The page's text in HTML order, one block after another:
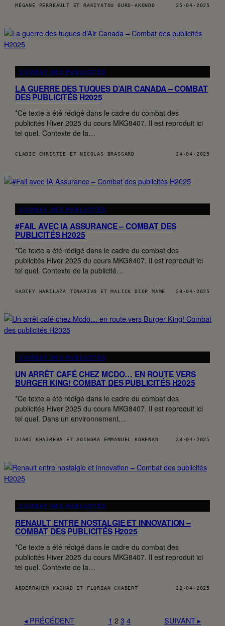
MÉGANE PERREAULT ET RAKIYATOU OURO-AKONDO 25·04·2025
COMBAT DES PUBLICITÉS
LA GUERRE DES TUQUES D’AIR CANADA – COMBAT
DES PUBLICITÉS H2025
*Ce texte a été rédigé dans le cadre du combat des
publicités Hiver 2025 du cours MKG8407. Il est reproduit ici
tel quel. Contexte de la…
CLADIE CHRISTIE ET NICOLAS BRASSARD 24·04·2025
COMBAT DES PUBLICITÉS
#FAIL AVEC IA ASSURANCE – COMBAT DES
PUBLICITÉS H2025
*Ce texte a été rédigé dans le cadre du combat des
publicités Hiver 2025 du cours MKG8407. Il est reproduit ici
tel quel. Contexte de la publicité…
SADIFY HARILAZA TINARIVO ET MALICK DIOP MAME 23·04·2025
COMBAT DES PUBLICITÉS
UN ARRÊT CAFÉ CHEZ MCDO… EN ROUTE VERS
BURGER KING! COMBAT DES PUBLICITÉS H2025
*Ce texte a été rédigé dans le cadre du combat des
publicités Hiver 2025 du cours MKG8407. Il est reproduit ici
tel quel. Dans un environnement…
DJABI KHAÏREBA ET ADINGRA EMMANUEL KOBENAN 23·04·2025
COMBAT DES PUBLICITÉS
RENAULT ENTRE NOSTALGIE ET INNOVATION –
COMBAT DES PUBLICITÉS H2025
*Ce texte a été rédigé dans le cadre du combat des
publicités Hiver 2025 du cours MKG8407. Il est reproduit ici
tel quel. Contexte de la…
ABDERRAHIM KACHAD ET FLORIAN CHABERT 22·04·2025
◂ PRÉCÉDENT 1 2 3 4 SUIVANT ▸